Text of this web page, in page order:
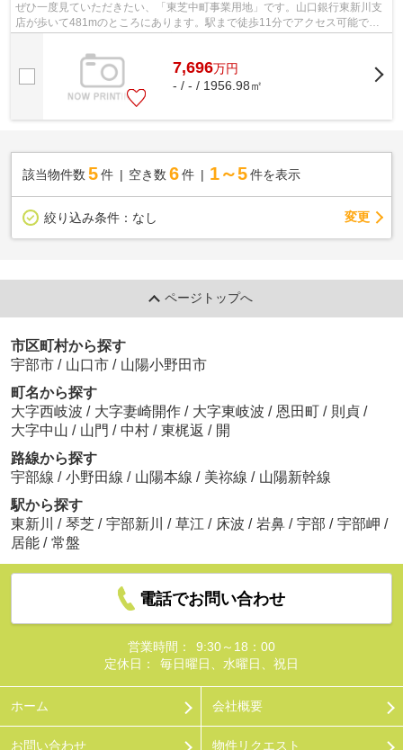
ぜひ一度見ていただきたい、「東芝中町事業用地」です。山口銀行東新川支
店が歩いて481mのところにあります。駅まで徒歩11分でアクセス可能で
7,696万円
- / - / 1956.98㎡
該当物件数 5件 空き数 6 件 1～5 件を表示
絞り込み条件： なし 変更
ページトップへ
市区町村から探す
宇部市 / 山口市 / 山陽小野田市
町名から探す
大字西岐波 / 大字妻崎開作 / 大字東岐波 / 恩田町 / 則貞 /
大字中山 / 山門 / 中村 / 東梶返 / 開
路線から探す
宇部線 / 小野田線 / 山陽本線 / 美祢線 / 山陽新幹線
駅から探す
東新川
/ 琴芝 / 宇部新川 / 草江 / 床波 / 岩鼻 / 宇部 / 宇部岬 /
居能 / 常盤
電話でお問い合わせ
営業時間：
9:30～18：00
定休日：
毎日曜日、水曜日、祝日
ホーム 会社概要
お問い合わせ 物件リクエスト